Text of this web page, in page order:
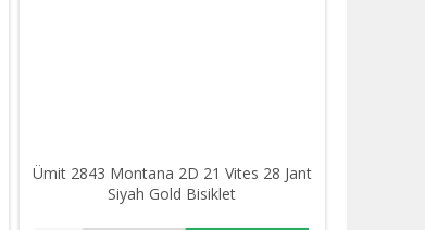
Ümit 2843 Montana 2D 21 Vites 28 Jant
Siyah Gold Bisiklet